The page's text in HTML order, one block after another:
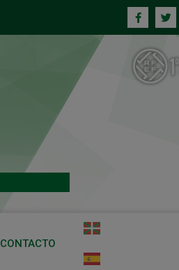
CONTACTO